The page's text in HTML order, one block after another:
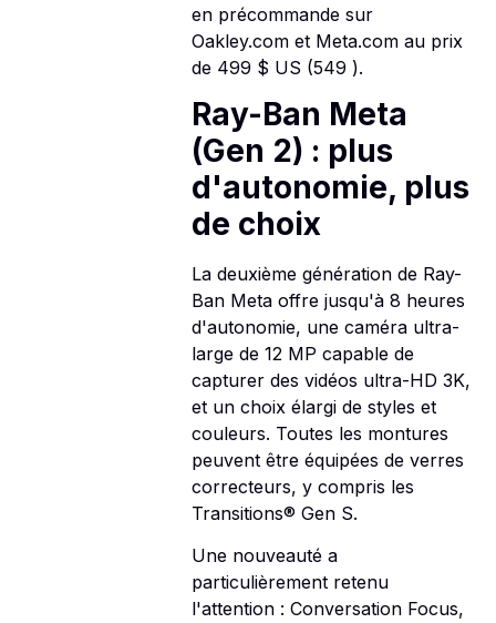
en précommande sur
Oakley.com et Meta.com au prix
de 499 $ US (549 ).
Ray-Ban Meta
(Gen 2) : plus
d'autonomie, plus
de choix
La deuxième génération de Ray-
Ban Meta offre jusqu'à 8 heures
d'autonomie, une caméra ultra-
large de 12 MP capable de
capturer des vidéos ultra-HD 3K,
et un choix élargi de styles et
couleurs. Toutes les montures
peuvent être équipées de verres
correcteurs, y compris les
Transitions® Gen S.
Une nouveauté a
particulièrement retenu
l'attention : Conversation Focus,